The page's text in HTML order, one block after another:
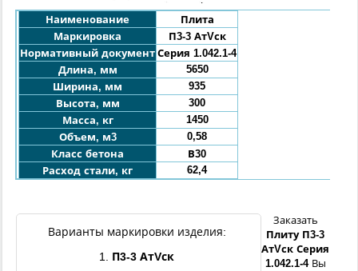
Наименование
Плита
Маркировка
П3-3 АтVск
Нормативный документ Серия 1.042.1-4
Длина, мм
5650
Ширина, мм
935
Высота, мм
300
Масса, кг
1450
Объем, м3
0,58
Класс бетона
В30
Расход стали, кг
62,4
Варианты маркировки изделия:
1. П3-3 АтVск
Заказать
Плиту П3-3
АтVск Серия
1.042.1-4 Вы